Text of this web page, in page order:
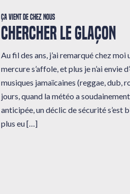
Ça vient de chez nous
CHERCHER LE GLAÇON
Au fil des ans, j’ai remarqué chez
mercure s’affole, et plus je n’ai envie
musiques jamaïcaines (reggae, dub,
jours, quand la météo a
anticipée, un déclic de sécurité s’est
plus eu […]